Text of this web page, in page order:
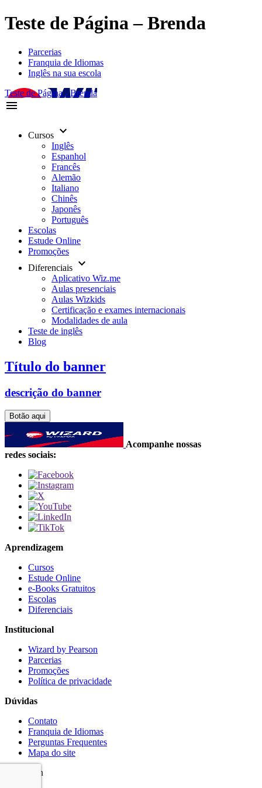
Teste de Página – Brenda
Parcerias
Franquia de Idiomas
Inglês na sua escola
Teste de Página - Brenda
menu
Cursos keyboard_arrow_down
Inglês
Espanhol
Francês
Alemão
Italiano
Chinês
Japonês
Português
Escolas
Estude Online
Promoções
Diferenciais keyboard_arrow_down
Aplicativo Wiz.me
Aulas presenciais
Aulas Wizkids
Certificação e exames internacionais
Modalidades de aula
Teste de inglês
Blog
Título do banner
descrição do banner
Botão aqui
Acompanhe nossas
redes sociais:
Aprendizagem
Cursos
Estude Online
e-Books Gratuitos
Escolas
Diferenciais
Institucional
Wizard by Pearson
Parcerias
Promoções
Política de privacidade
Dúvidas
Contato
Franquia de Idiomas
Perguntas Frequentes
Mapa do site